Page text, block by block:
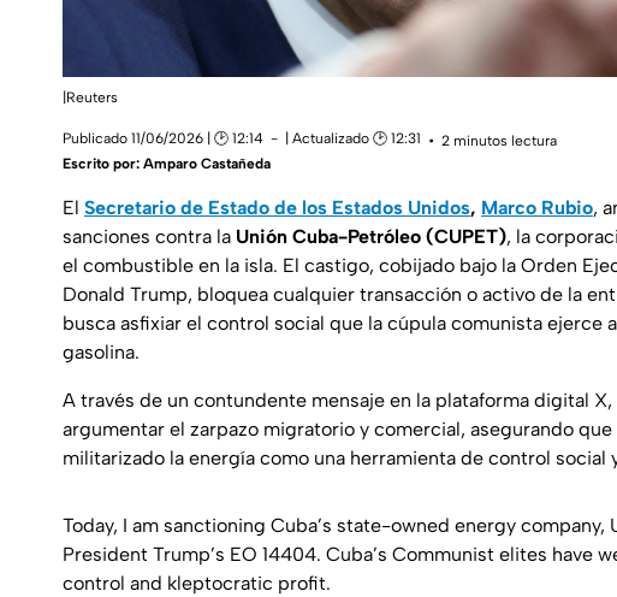
|Reuters
Publicado 11/06/2026 | 🕑 12:14 | Actualizado 🕑 12:31
2 minutos lectura
Escrito por: Amparo Castañeda
El Secretario de Estado de los Estados Unidos, Marco Rubio,
sanciones contra la Unión Cuba-Petróleo (CUPET), la
el combustible en la isla. El castigo, cobijado bajo la Orden
Donald Trump, bloquea cualquier transacción o activo de la
busca asfixiar el control social que la cúpula comunista ejerce
gasolina.
A través de un contundente mensaje en la plataforma digital
argumentar el zarpazo migratorio y comercial, asegurando que
militarizado la energía como una herramienta de control
Today, I am sanctioning Cuba’s state-owned energy
President Trump’s EO 14404. Cuba’s Communist elites have
control and kleptocratic profit.